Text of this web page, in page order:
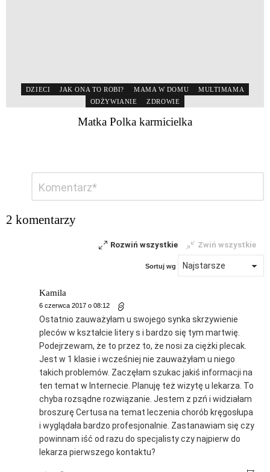
DZIECI JAK ONA TO ROBI? MAMA W DOMU
MULTIMAMA
ODŻYWIANIE
ZDROWIE
Matka Polka karmicielka
komentarz
2 komentarzy
Rozwiń wszystkie Zwiń wszystkie
Sortuj wg
Kamila
6 czerwca 2017 o 08:12
Ostatnio zauważyłam u swojego synka skrzywienie
pleców w kształcie litery s i bardzo się tym martwię.
Podejrzewam, że to przez to, że nosi za ciężki plecak.
Jest w 1 klasie i wcześniej nie zauważyłam u niego
takich problemów. Zaczęłam szukac jakiś informacji na
ten temat w Internecie. Planuję też wizytę u lekarza. To
chyba rozsądne rozwiązanie. Jestem z pzń i widziałam
broszurę Certusa na temat leczenia chorób kręgosłupa
i wyglądała bardzo profesjonalnie. Zastanawiam się czy
powinnam iść od razu do specjalisty czy najpierw do
lekarza pierwszego kontaktu?